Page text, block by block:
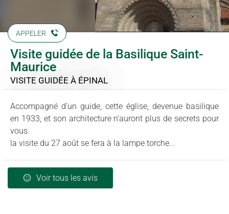
APPELER
Visite guidée de la Basilique Saint-
Maurice
VISITE GUIDÉE À ÉPINAL
Accompagné d’un guide, cette église, devenue basilique
en 1933, et son architecture n’auront plus de secrets pour
vous.
la visite du 27 août se fera à la lampe torche...
Voir tous les avis